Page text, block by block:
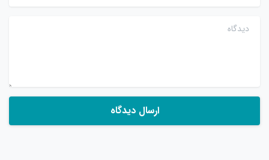
دیدگاه